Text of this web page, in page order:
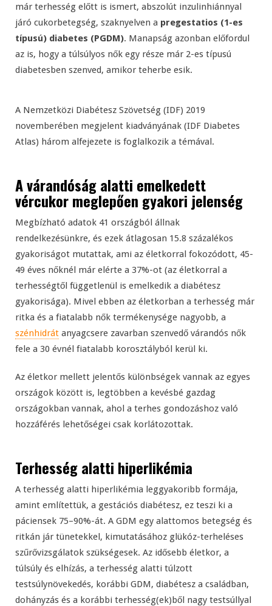
már terhesség előtt is ismert, abszolút inzulinhiánnyal
járó cukorbetegség, szaknyelven a pregestatios (1-es
típusú) diabetes (PGDM). Manapság azonban előfordul
az is, hogy a túlsúlyos nők egy része már 2-es típusú
diabetesben szenved, amikor teherbe esik.
A Nemzetközi Diabétesz Szövetség (IDF) 2019
novemberében megjelent kiadványának (IDF Diabetes
Atlas) három alfejezete is foglalkozik a témával.
A várandóság alatti emelkedett
vércukormeglepően gyakori jelenség
Megbízható adatok 41 országból állnak
rendelkezésünkre, és ezek átlagosan 15.8 százalékos
gyakoriságot mutattak, ami az életkorral fokozódott, 45-
49 éves nőknél már elérte a 37%-ot (az életkorral a
terhességtől függetlenül is emelkedik a diabétesz
gyakorisága). Mivel ebben az életkorban a terhesség már
ritka és a fiatalabb nők termékenysége nagyobb, a
szénhidrát anyagcsere zavarban szenvedő várandós nők
fele a 30 évnél fiatalabb korosztályból kerül ki.
Az életkor mellett jelentős különbségek vannak az egyes
országok között is, legtöbben a kevésbé gazdag
országokban vannak, ahol a terhes gondozáshoz való
hozzáférés lehetőségei csak korlátozottak.
Terhesség alatti hiperlikémia
A terhesség alatti hiperlikémia leggyakoribb formája,
amint említettük, a gestációs diabétesz, ez teszi ki a
páciensek 75–90%-át. A GDM egy alattomos betegség és
ritkán jár tünetekkel, kimutatásához glükóz-terheléses
szűrővizsgálatok szükségesek. Az idősebb életkor, a
túlsúly és elhízás, a terhesség alatti túlzott
testsúlynövekedés, korábbi GDM, diabétesz a családban,
dohányzás és a korábbi terhesség(ek)ből nagy testsúllyal